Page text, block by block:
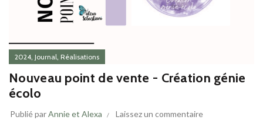
2024, Journal, Réalisations
Nouveau point de vente - Création génie
écolo
Publié parAnnie et Alexa Laissez un commentaire